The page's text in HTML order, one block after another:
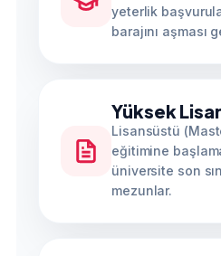
yeterlik
barajını aşması
Yüksek
Lisansüstü
eğitimine
üniversite son
mezunlar.